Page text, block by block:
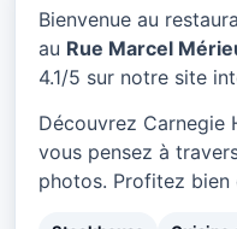
Bienvenue au
au Rue Marcel
4.1/5 sur notre site
Découvrez Carnegie
vous pensez à
photos. Profitez